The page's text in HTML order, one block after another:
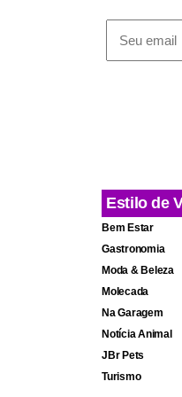
Na reunião
“Não tem
senado
Então,
ele
fisicamente
Cássio
Estilo de
Bem Estar
Gastronomia
Moda & Beleza
Molecada
Na Garagem
Notícia Animal
JBr Pets
Turismo